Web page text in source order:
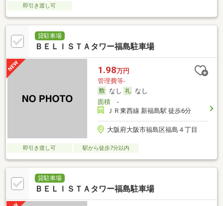
即引き渡し可
貸駐車場
ＢＥＬＩＳＴＡタワー福島駐車場
1.98万円
管理費等-
なし
なし
面積-
ＪＲ東西線 新福島駅 徒歩6分
大阪府大阪市福島区福島４丁目
即引き渡し可 駅から徒歩7分以内
貸駐車場
ＢＥＬＩＳＴＡタワー福島駐車場